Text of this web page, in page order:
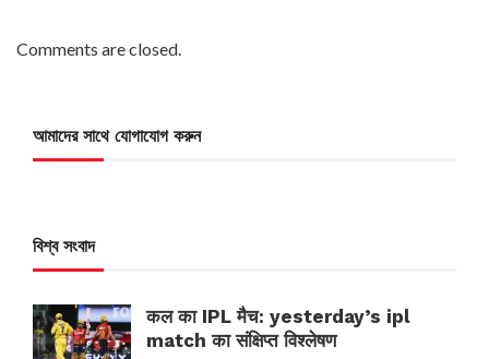
Comments are closed.
আমাদের সাথে যোগাযোগ করুন
বিশ্ব সংবাদ
कल का IPL मैच: yesterday’s ipl
match का संक्षिप्त विश्लेषण